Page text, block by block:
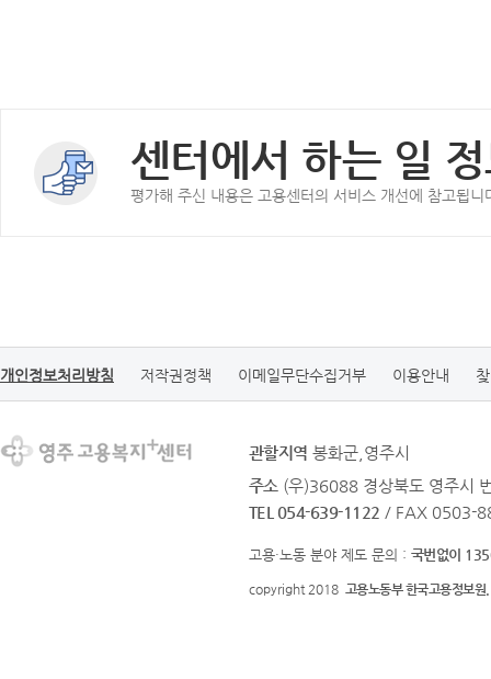
센터에서 하는 일
평가해 주신 내용은 고용센터의 서비스 개선에 참고됩니
개인정보처리방침 저작권정책 이메일무단수집거부 이용안내
관할지역 봉화군,영주시
주소 (우)36088 경상북도 영주시
TEL 054-639-1122 / FAX 0503-
고용·노동 분야 제도 문의 : 국번없이
copyright 2018 고용노동부 한국고용정보원.